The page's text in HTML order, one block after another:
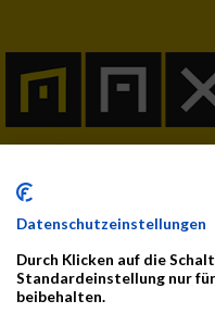
Ergebnis nicht
Dieses Ergebnis steht leider
Datenschutzeinstellungen
Durch Klicken auf die
Standardeinstellung nur
beibehalten.